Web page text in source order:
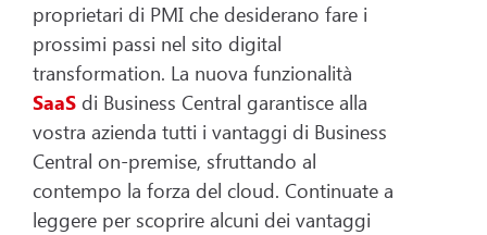
proprietari di PMI che desiderano fare i
prossimi passi nel sito digital
transformation. La nuova funzionalità
SaaS di Business Central garantisce alla
vostra azienda tutti i vantaggi di Business
Central on-premise, sfruttando al
contempo la forza del cloud. Continuate a
leggere per scoprire alcuni dei vantaggi